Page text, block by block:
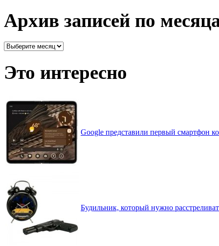
Архив записей по
Архив
месяцам
Это интересно
Google представили первый смартфон
Будильник, который нужно